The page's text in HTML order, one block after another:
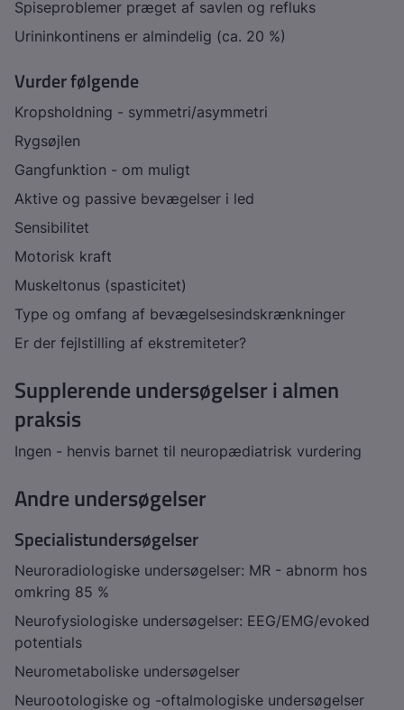
Spiseproblemer præget af savlen og refluks
Urininkontinens er almindelig (ca. 20 %)
Vurder følgende
Kropsholdning - symmetri/asymmetri
Rygsøjlen
Gangfunktion - om muligt
Aktive og passive bevægelser i led
Sensibilitet
Motorisk kraft
Muskeltonus (spasticitet)
Type og omfang af bevægelsesindskrænkninger
Er der fejlstilling af ekstremiteter?
Supplerende undersøgelser i almen
praksis
Ingen - henvis barnet til neuropædiatrisk vurdering
Andre undersøgelser
Specialistundersøgelser
Neuroradiologiske undersøgelser: MR - abnorm hos
omkring 85 %
Neurofysiologiske undersøgelser: EEG/EMG/evoked
potentials
Neurometaboliske undersøgelser
Neurootologiske og -oftalmologiske undersøgelser